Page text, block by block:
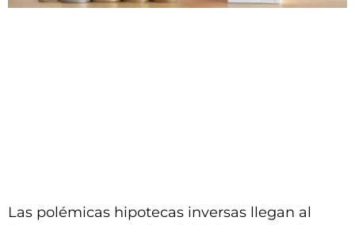
Las polémicas hipotecas inversas llegan al